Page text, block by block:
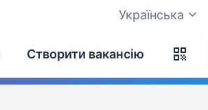
Українська
Створити вакансію